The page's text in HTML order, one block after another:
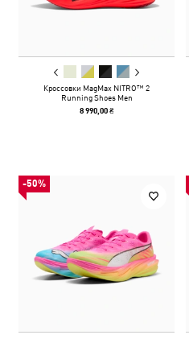
Кроссовки MagMax NITRO™ 2
Running Shoes Men
8 990,00 ₴
-50%